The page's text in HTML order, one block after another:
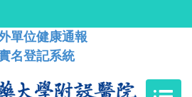
單位健康通報
名登記系統